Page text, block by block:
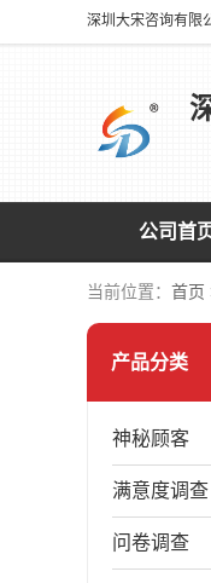
公司首
当前位置： 首页
产品分类
神秘顾客
满意度调查
问卷调查